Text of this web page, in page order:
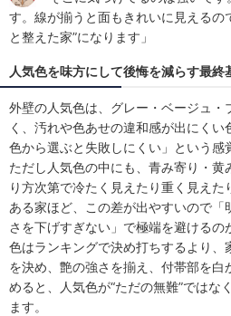
す。線が揃うと面もきれいに見えるの
と整えた家”になります」
人気色を味方にして後悔を減らす最終
外壁の人気色は、グレー・ベージュ・
く、汚れや色あせの違和感が出にく
色から選ぶと失敗しにくい」という感
ただし人気色の中にも、青み寄り・
り方次第で冷たく見えたり重く見え
ある家ほど、この差が出やすいので「
さを下げすぎない」で極端を避けるの
色はランキングで決め打ちするより、
を決め、艶の強さを揃え、付帯部を白
めると、人気色が“ただの無難”ではな
ます。